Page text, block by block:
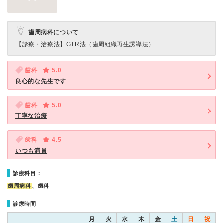
歯周病科について
【診療・治療法】 GTR法（歯周組織再生誘導法）
歯科
5.0
良心的な先生です
歯科
5.0
丁寧な治療
歯科
4.5
いつも満員
診療科目：
歯周病科 、歯科
診療時間
月 火 水 木 金 土 日 祝